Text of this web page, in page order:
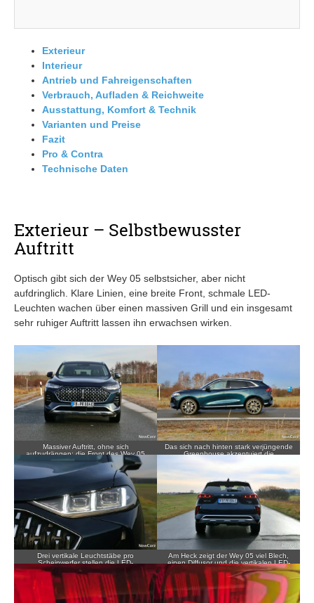
Exterieur
Interieur
Antrieb und Fahreigenschaften
Verbrauch, Aufladen & Reichweite
Ausstattung, Komfort & Technik
Varianten und Preise
Fazit
Pro & Contra
Technische Daten
Exterieur – Selbstbewusster
Auftritt
Optisch gibt sich der Wey 05 selbstsicher, aber nicht
aufdringlich. Klare Linien, eine breite Front, schmale LED-
Leuchten wachen über einen massiven Grill und ein insgesamt
sehr ruhiger Auftritt lassen ihn erwachsen wirken.
Massiver Auftritt, ohne sich
aufzudrängen: die Front des Wey 05
generiert Respekt und Sympathie.
Das sich nach hinten stark verjüngende
Greenhouse akzentuiert die
Seitenansicht mit Coupé-Anleihen.
Drei vertikale Leuchtstäbe pro
Scheinwerfer stellen die LED-
Lichtsignatur.
Am Heck zeigt der Wey 05 viel Blech,
einen Diffusor und die vertikalen LED-
Stäbchen…